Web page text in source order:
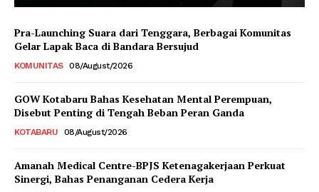
Pra-Launching Suara dari Tenggara, Berbagai Komunitas
Gelar Lapak Baca di Bandara Bersujud
KOMUNITAS 08/August/2026
GOW Kotabaru Bahas Kesehatan Mental Perempuan,
Disebut Penting di Tengah Beban Peran Ganda
KOTABARU 08/August/2026
Amanah Medical Centre-BPJS Ketenagakerjaan Perkuat
Sinergi, Bahas Penanganan Cedera Kerja